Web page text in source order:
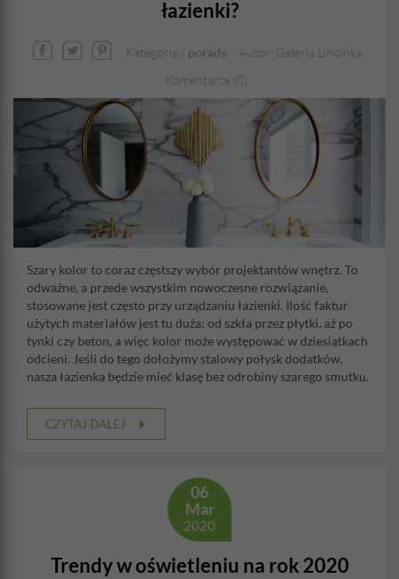
łazienki?
Kategoria / porady
Autor: Galeria Limonka
Komentarze (0)
Szary kolor to coraz częstszy wybór projektantów wnętrz. To
odważne, a przede wszystkim nowoczesne rozwiązanie,
stosowane jest często przy urządzaniu łazienki. Ilość faktur
użytych materiałów jest tu duża: od szkła przez płytki, aż po
tynki czy beton, a więc kolor może występować w dziesiątkach
odcieni. Jeśli do tego dołożymy stalowy połysk dodatków,
nasza łazienka będzie mieć klasę bez odrobiny szarego smutku.
CZYTAJ DALEJ
06
Mar
2020
Trendy w oświetleniu na rok 2020